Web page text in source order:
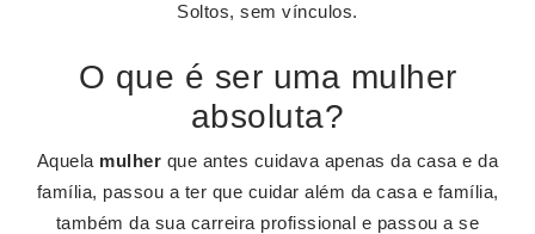
Soltos, sem vínculos.
O que é ser uma mulher
absoluta?
Aquela mulher que antes cuidava apenas da casa e da
família, passou a ter que cuidar além da casa e família,
também da sua carreira profissional e passou a se